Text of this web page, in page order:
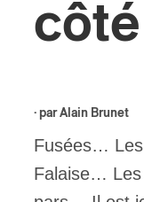
côté
· parAlain Brunet
Fusées…
Falaise…